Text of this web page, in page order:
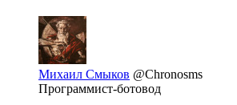
Михаил Смыков @Chronosms
Программист-ботовод